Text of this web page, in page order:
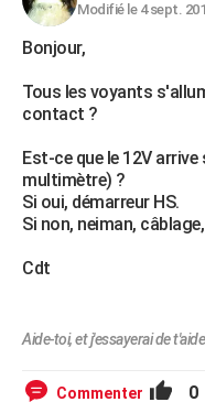
FORUM
Modifié le 4 sept.
Bonjour,
Tous les voyants
contact ?
Est-ce que le 12V
multimètre) ?
Si oui, démarreur HS.
Si non, neiman,
Cdt
Aide-toi, et j'essayerai de
Commenter 0